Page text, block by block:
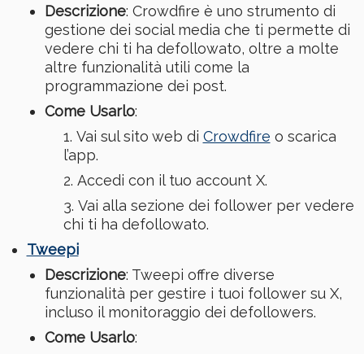
Descrizione: Crowdfire è uno strumento di
gestione dei social media che ti permette di
vedere chi ti ha defollowato, oltre a molte
altre funzionalità utili come la
programmazione dei post.
Come Usarlo:
Vai sul sito web di Crowdfire o scarica
l’app.
Accedi con il tuo account X.
Vai alla sezione dei follower per vedere
chi ti ha defollowato.
Tweepi
Descrizione: Tweepi offre diverse
funzionalità per gestire i tuoi follower su X,
incluso il monitoraggio dei defollowers.
Come Usarlo: